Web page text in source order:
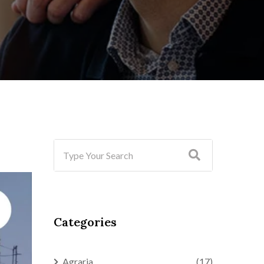
Categories
Agraria (17)